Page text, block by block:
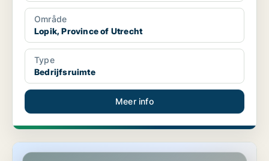
Område
Lopik, Province of Utrecht
Type
Bedrijfsruimte
Meer info
Commercial property in Lopik, Province of Utrecht